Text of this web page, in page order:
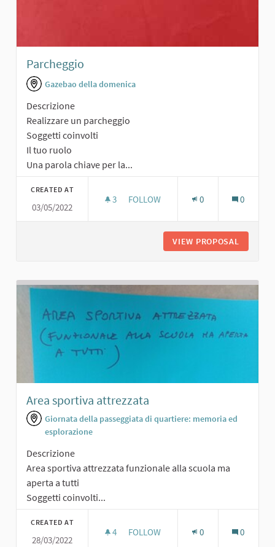
Parcheggio
Gazebao della domenica
Descrizione
Realizzare un parcheggio
Soggetti coinvolti
Il tuo ruolo
Una parola chiave per la...
CREATED AT
03/05/2022
3 3 FOLLOWERS
FOLLOW 0 0
VIEW PROPOSAL
Area sportiva attrezzata
Giornata della passeggiata di quartiere: memoria ed
esplorazione
Descrizione
Area sportiva attrezzata funzionale alla scuola ma
aperta a tutti
Soggetti coinvolti...
CREATED AT
28/03/2022
4 4 FOLLOWERS
FOLLOW 0 0